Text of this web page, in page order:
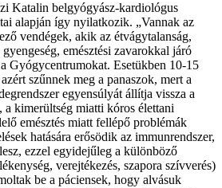
Katalin belgyógyász-kardiológus
alapján így nyilatkozik. „Vannak az
vendégek, akik az étvágytalanság,
emésztési zavarokkal járó
Gyógycentrumokat. Esetükben 10-15
szűnnek meg a panaszok, mert a
egyensúlyát állítja vissza a
a kimerültség miatti kóros élettani
emésztés miatt fellépő problémák
hatására erősödik az immunrendszer,
ezzel egyidejűleg a különböző
verejtékezés, szapora szívverés)
be a páciensek, hogy alvásuk